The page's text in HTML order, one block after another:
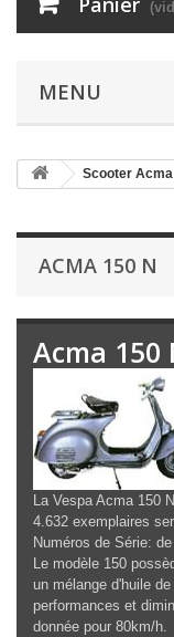
MENU
Scooter Acma
ACMA 150 N
Acma 150
La Vespa Acma 150
4.632 exemplaires
Numéros de Série:
Le modèle 150
un mélange d'huile
performances et
donnée pour 80km/h.